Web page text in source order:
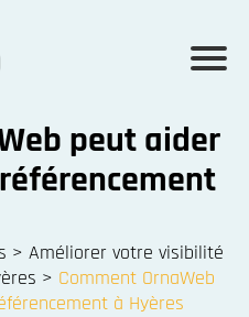
peut aider
> Améliorer votre visibilité
> Comment OrnaWeb
à Hyères